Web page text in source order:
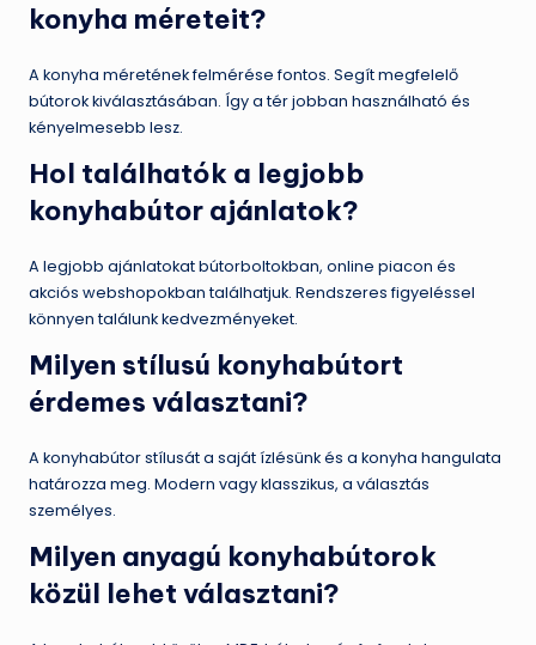
konyha méreteit?
A konyha méretének felmérése fontos. Segít megfelelő
bútorok kiválasztásában. Így a tér jobban használható és
kényelmesebb lesz.
Hol találhatók a legjobb
konyhabútor ajánlatok?
A legjobb ajánlatokat bútorboltokban, online piacon és
akciós webshopokban találhatjuk. Rendszeres figyeléssel
könnyen találunk kedvezményeket.
Milyen stílusú konyhabútort
érdemes választani?
A konyhabútor stílusát a saját ízlésünk és a konyha hangulata
határozza meg. Modern vagy klasszikus, a választás
személyes.
Milyen anyagú konyhabútorok
közül lehet választani?